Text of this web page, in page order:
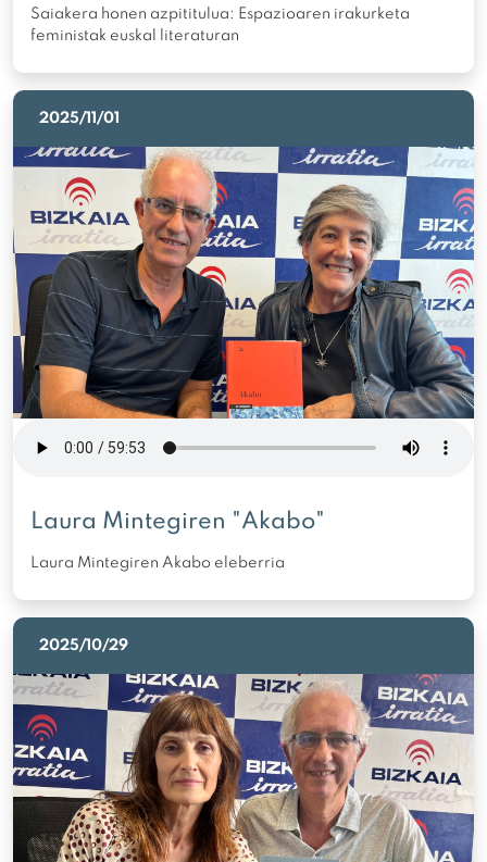
Saiakera honen azpititulua: Espazioaren irakurketa
feministak euskal literaturan
2025/11/01
Laura Mintegiren "Akabo"
Laura Mintegiren Akabo eleberria
2025/10/29